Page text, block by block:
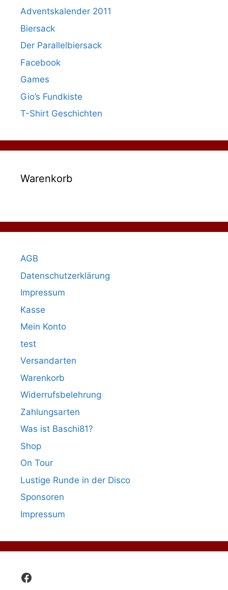
Adventskalender 2011
Biersack
Der Parallelbiersack
Facebook
Games
Gio’s Fundkiste
T-Shirt Geschichten
Warenkorb
AGB
Datenschutzerklärung
Impressum
Kasse
Mein Konto
test
Versandarten
Warenkorb
Widerrufsbelehrung
Zahlungsarten
Was ist Baschi81?
Shop
On Tour
Lustige Runde in der Disco
Sponsoren
Impressum
Facebook